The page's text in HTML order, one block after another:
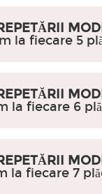
la fiecare 5
la fiecare 6
la fiecare 7